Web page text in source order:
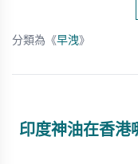
分類為《早洩》
印度神油在香港